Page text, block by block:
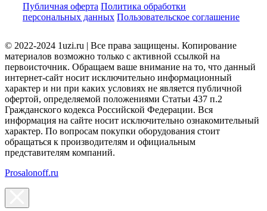
Публичная оферта Политика обработки
персональных данных Пользовательское соглашение
© 2022-2024 1uzi.ru | Все права защищены. Копирование
материалов возможно только с активной ссылкой на
первоисточник. Обращаем ваше внимание на то, что данный
интернет-сайт носит исключительно информационный
характер и ни при каких условиях не является публичной
офертой, определяемой положениями Статьи 437 п.2
Гражданского кодекса Российской Федерации. Вся
информация на сайте носит исключительно ознакомительный
характер. По вопросам покупки оборудования стоит
обращаться к производителям и официальным
представителям компаний.
Prosalonoff.ru